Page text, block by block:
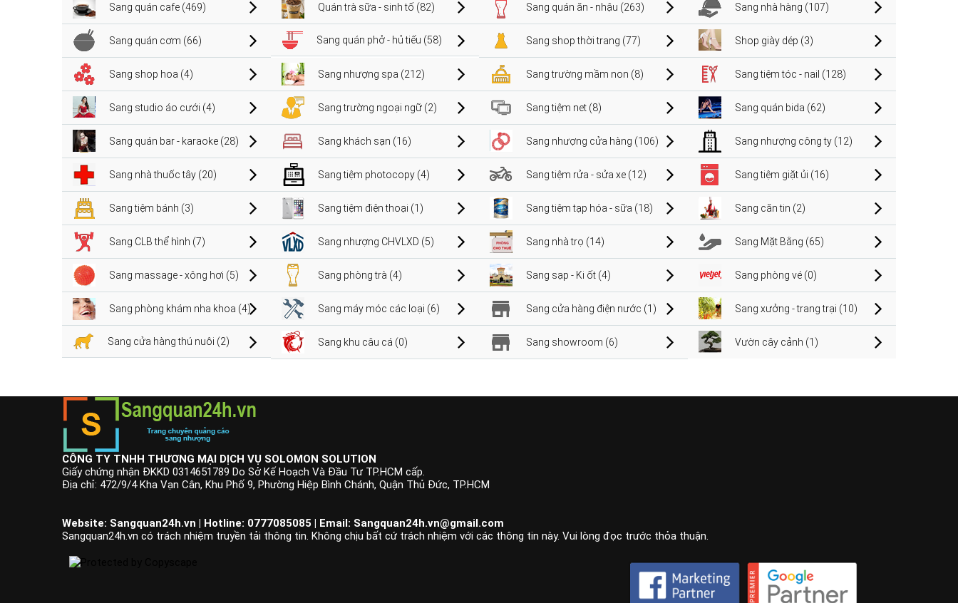
Sang quán cafe (469) Quán trà sữa - sinh tố (82) Sang quán ăn - nhậu (263) Sang nhà hàng (107)
Sang quán cơm (66) Sang quán phở - hủ tiếu (58) Sang shop thời trang (77) Shop giày dép (3)
Sang shop hoa (4) Sang nhượng spa (212) Sang trường mầm non (8) Sang tiệm tóc - nail (128)
Sang studio áo cưới (4) Sang trường ngoại ngữ (2) Sang tiệm net (8) Sang quán bida (62)
Sang quán bar - karaoke (28) Sang khách sạn (16) Sang nhượng cửa hàng (106) Sang nhượng công ty (12)
Sang nhà thuốc tây (20) Sang tiệm photocopy (4) Sang tiệm rửa - sửa xe (12) Sang tiệm giặt ủi (16)
Sang tiệm bánh (3) Sang tiệm điện thoại (1) Sang tiệm tạp hóa - sữa (18) Sang căn tin (2)
Sang CLB thể hình (7) Sang nhượng CHVLXD (5) Sang nhà trọ (14) Sang Mặt Bằng (65)
Sang massage - xông hơi (5) Sang phòng trà (4) Sang sạp - Ki ốt (4) Sang phòng vé (0)
Sang phòng khám nha khoa (4) Sang máy móc các loại (6) Sang cửa hàng điện nước (1) Sang xưởng - trang trại (10)
Sang cửa hàng thú nuôi (2) Sang khu câu cá (0) Sang showroom (6) Vườn cây cảnh (1)
CÔNG TY TNHH THƯƠNG MẠI DỊCH VỤ SOLOMON SOLUTION
Giấy chứng nhận ĐKKD 0314651789 Do Sở Kế Hoạch Và Đầu Tư TP.HCM cấp.
Địa chỉ: 472/9/4 Kha Vạn Cân, Khu Phố 9, Phường Hiệp Bình Chánh, Quận Thủ Đức, TP.HCM
Website: Sangquan24h.vn | Hotline: 0777085085 | Email: Sangquan24h.vn@gmail.com
Sangquan24h.vn có trách nhiệm truyền tải thông tin. Không chịu bất cứ trách nhiệm với các thông tin này. Vui lòng đọc trước thỏa thuận.